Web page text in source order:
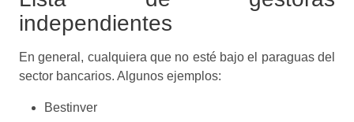
independientes
En general, cualquiera que no esté bajo el paraguas del
sector bancarios. Algunos ejemplos:
Bestinver